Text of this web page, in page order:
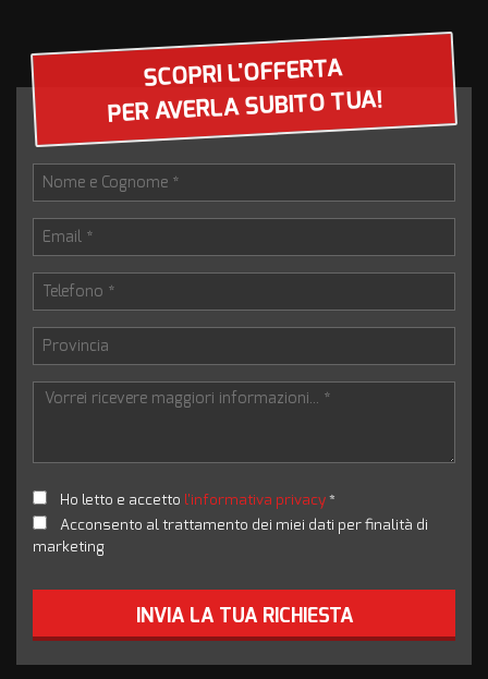
SCOPRI L'OFFERTA
PER AVERLA SUBITO TUA!
Ho letto e accetto l'informativa privacy*
Acconsento al trattamento dei miei dati per finalità di
marketing
INVIA LA TUA RICHIESTA